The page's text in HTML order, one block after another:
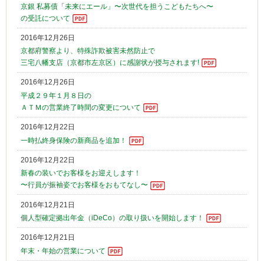
京銀 私募債「未来にエール」〜次世代を担うこどもたちへ〜
の受託について
2016年12月26日
京都府警察より、特殊詐欺被害未然防止で
三宅八幡支店（京都市左京区）に感謝状が授与されます!
2016年12月26日
平成２９年１月８日の
ＡＴＭの営業終了時間の変更について
2016年12月22日
一時払終身保険の新商品を追加！
2016年12月22日
新春の装いでお客様をお迎えします！
〜行員が振袖姿でお客様をおもてなし〜
2016年12月21日
個人型確定拠出年金（iDeCo）の取り扱いを開始します！
2016年12月21日
年末・年始の営業について